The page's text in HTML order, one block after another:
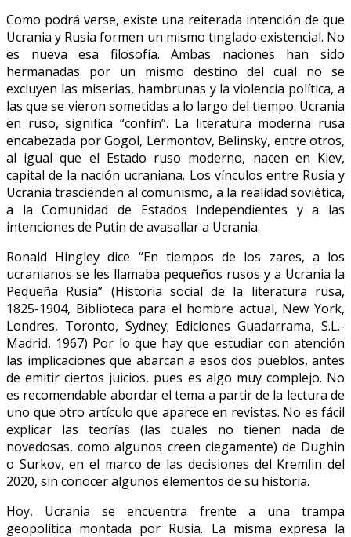
Como podrá verse, existe una reiterada intención de que
Ucrania y Rusia formen un mismo tinglado existencial. No
es nueva esa filosofía. Ambas naciones han sido
hermanadas por un mismo destino del cual no se
excluyen las miserias, hambrunas y la violencia política, a
las que se vieron sometidas a lo largo del tiempo. Ucrania
en ruso, significa “confín”. La literatura moderna rusa
encabezada por Gogol, Lermontov, Belinsky, entre otros,
al igual que el Estado ruso moderno, nacen en Kiev,
capital de la nación ucraniana. Los vínculos entre Rusia y
Ucrania trascienden al comunismo, a la realidad soviética,
a la Comunidad de Estados Independientes y a las
intenciones de Putin de avasallar a Ucrania.
Ronald Hingley dice “En tiempos de los zares, a los
ucranianos se les llamaba pequeños rusos y a Ucrania la
Pequeña Rusia” (Historia social de la literatura rusa,
1825-1904, Biblioteca para el hombre actual, New York,
Londres, Toronto, Sydney; Ediciones Guadarrama, S.L.-
Madrid, 1967) Por lo que hay que estudiar con atención
las implicaciones que abarcan a esos dos pueblos, antes
de emitir ciertos juicios, pues es algo muy complejo. No
es recomendable abordar el tema a partir de la lectura de
uno que otro artículo que aparece en revistas. No es fácil
explicar las teorías (las cuales no tienen nada de
novedosas, como algunos creen ciegamente) de Dughin
o Surkov, en el marco de las decisiones del Kremlin del
2020, sin conocer algunos elementos de su historia.
Hoy, Ucrania se encuentra frente a una trampa
geopolítica montada por Rusia. La misma expresa la